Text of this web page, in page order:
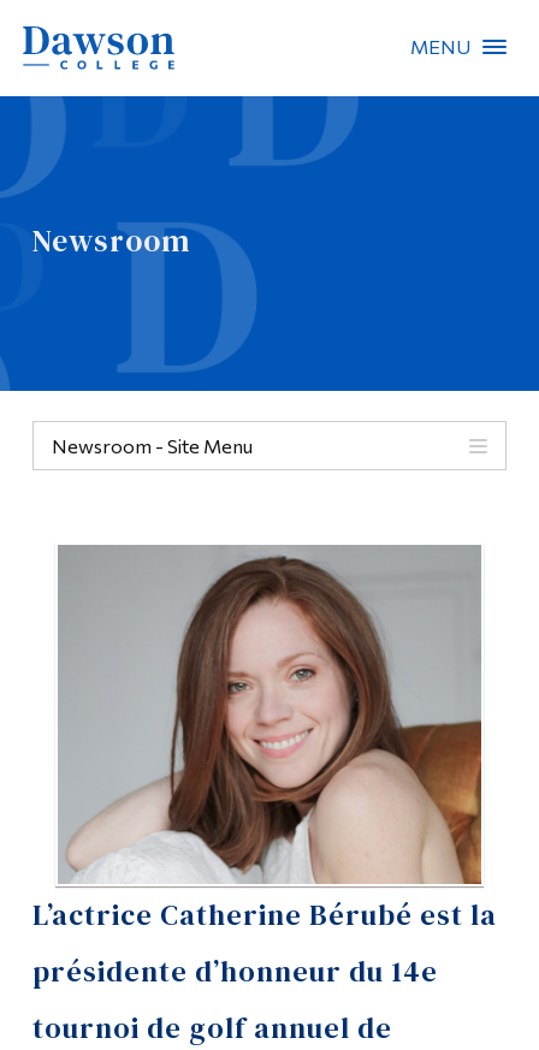
MENU
Newsroom
Newsroom - Site Menu
L’actrice Catherine Bérubé est la
présidente d’honneur du 14e
tournoi de golf annuel de
People Search
About Dawson
Quicklinks
Information
Tools
Main Menu
Programs
Continuing Education
Admissions
Life at Dawson
Who you are
Future Students
Current Students